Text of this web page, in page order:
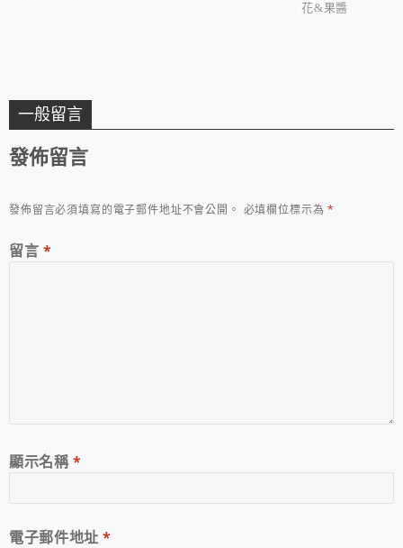
花&果醬
一般留言
發佈留言
發佈留言必須填寫的電子郵件地址不會公開。 必填欄位標示為*
留言 *
顯示名稱*
電子郵件地址*